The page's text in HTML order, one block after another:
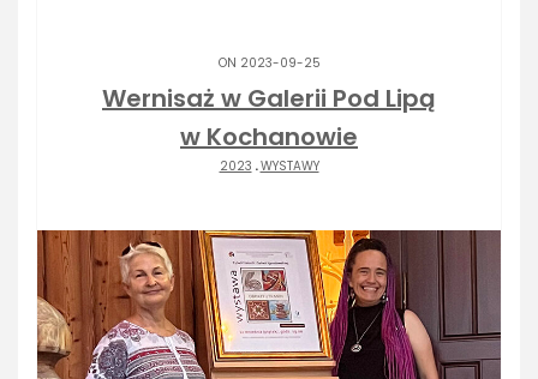
ON 2023-09-25
Wernisaż w Galerii Pod Lipą
w Kochanowie
2023 .WYSTAWY